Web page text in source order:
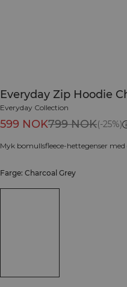
Everyday Zip Hoodie
Everyday Collection
599 NOK799 NOK(-25%)
Myk bomullsfleece-hettegenser
Farge: Charcoal Grey